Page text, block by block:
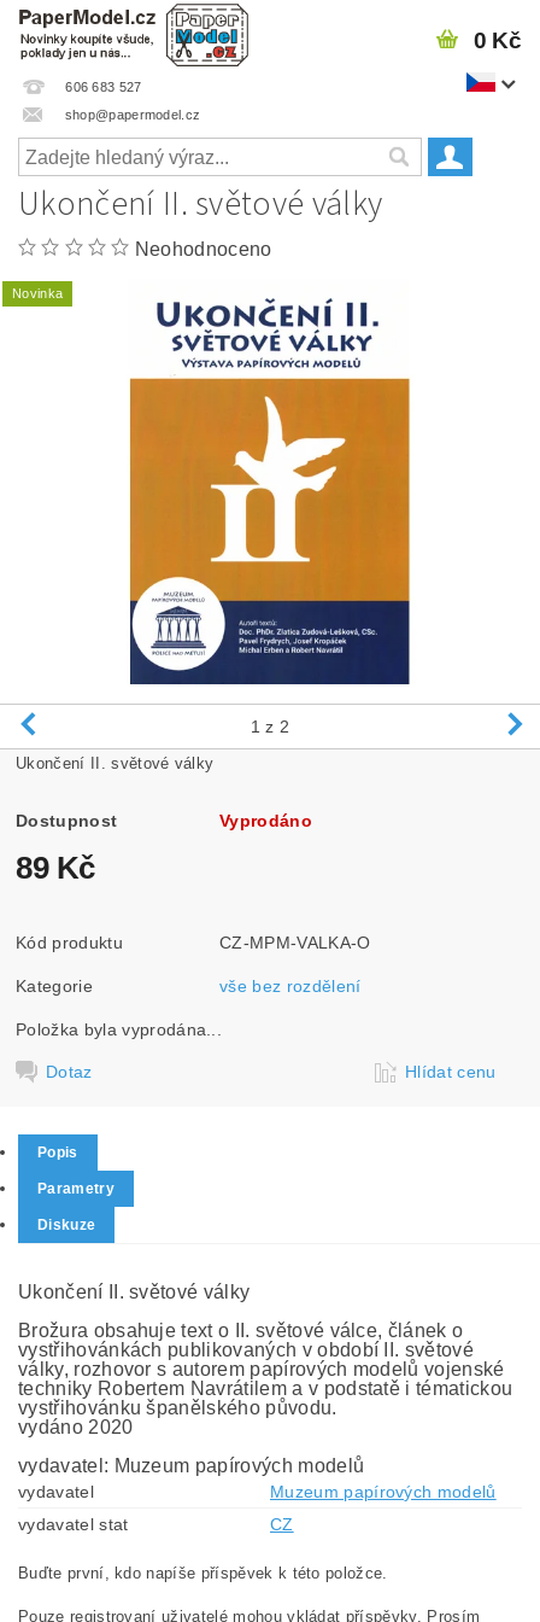
606 683 527
shop@papermodel.cz
0 Kč
Ukončení II. světové války
Neohodnoceno
Novinka
1 z 2
Ukončení II. světové války
Dostupnost Vyprodáno
89 Kč
Kód produktu CZ-MPM-VALKA-O
Kategorie vše bez rozdělení
Položka byla vyprodána...
Dotaz Hlídat cenu
Popis
Parametry
Diskuze
Ukončení II. světové války
Brožura obsahuje text o II. světové válce, článek o
vystřihovánkách publikovaných v období II. světové
války, rozhovor s autorem papírových modelů vojenské
techniky Robertem Navrátilem a v podstatě i tématickou
vystřihovánku španělského původu.
vydáno 2020
vydavatel: Muzeum papírových modelů
vydavatel
Muzeum papírových modelů
vydavatel stat
CZ
Buďte první, kdo napíše příspěvek k této položce.
Pouze registrovaní uživatelé mohou vkládat příspěvky. Prosím